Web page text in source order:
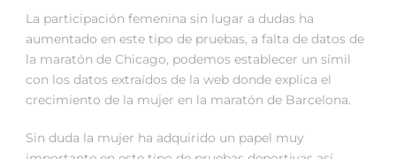
La participación femenina sin lugar a dudas ha
aumentado en este tipo de pruebas, a falta de datos de
la maratón de Chicago, podemos establecer un símil
con los datos extraídos de la web donde explica el
crecimiento de la mujer en la maratón de Barcelona.
Sin duda la mujer ha adquirido un papel muy